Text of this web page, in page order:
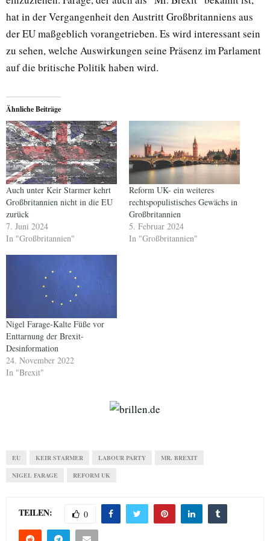
hat in der Vergangenheit den Austritt Großbritanniens aus
der EU maßgeblich vorangetrieben. Es wird interessant sein
zu sehen, welche Auswirkungen seine Präsenz im Parlament
auf die britische Politik haben wird.
Ähnliche Beiträge
Auch unter Keir Starmer kehrt
Großbritannien nicht in die EU
zurück
7. Juni 2024
In "Großbritannien"
Reform UK- ein weiteres
rechtspopulistisches Gewächs in
Großbritannien
5. Februar 2024
In "Großbritannien"
Nigel Farage-Kalte Füße vor
Enttarnung der Brexit-
Desinformation
24. November 2022
In "Brexit"
EU KEIR STARMER LABOUR PARTY MR. BREXIT
NIGEL FARAGE REFORM UK
TEILEN: 0